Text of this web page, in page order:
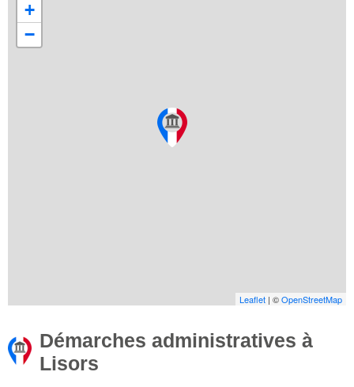
+
−
Leaflet | ©OpenStreetMap
Démarches administratives à
Lisors